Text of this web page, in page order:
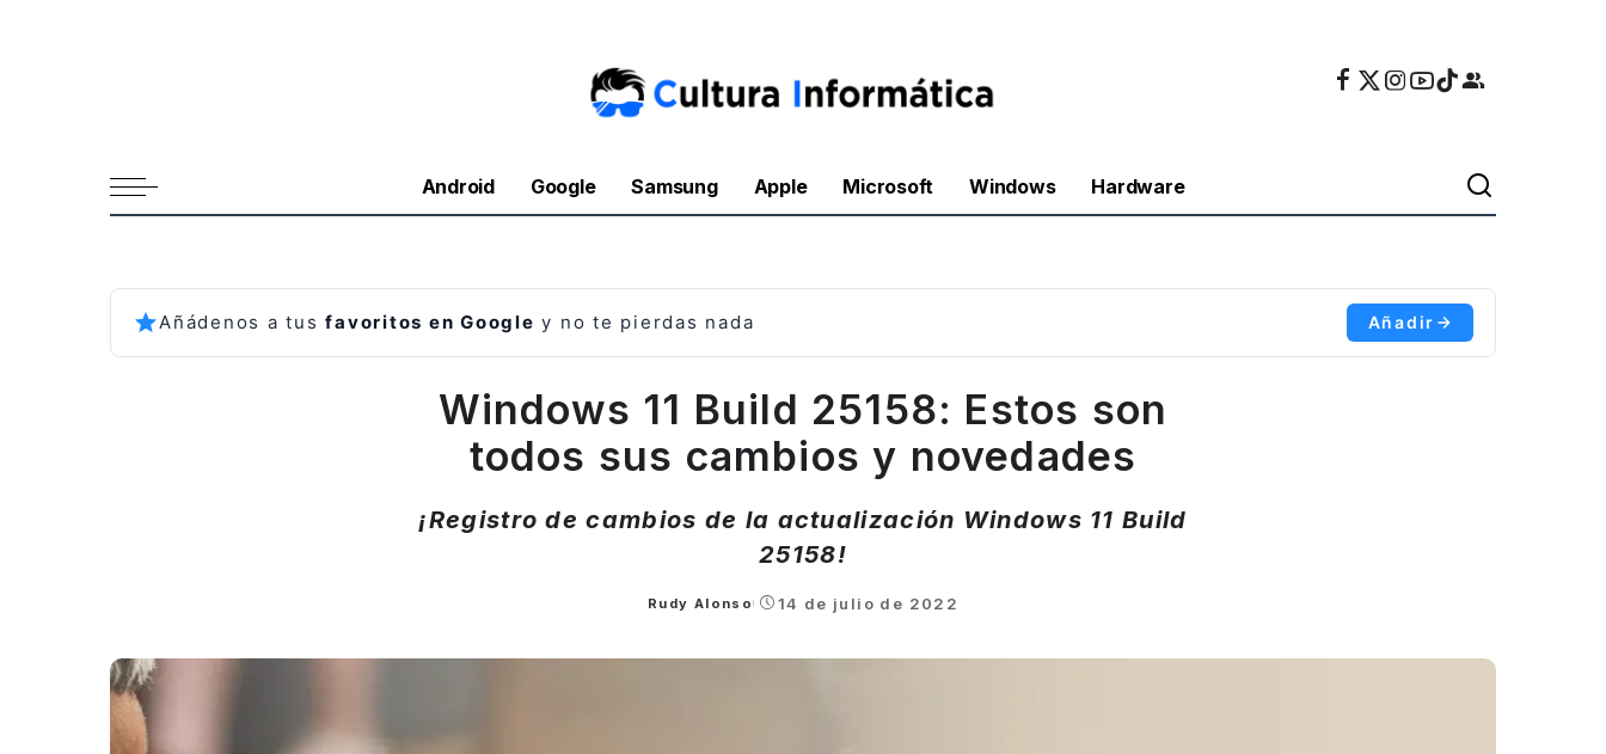
Android Google Samsung Apple Microsoft Windows Hardware
Añádenos a tusfavoritos en Google y no te pierdas nada Añadir
Windows 11 Build 25158: Estos son
todos sus cambios y novedades
¡Registro de cambios de la actualización Windows 11 Build
25158!
Posted
Rudy Alonso 14 de julio de 2022